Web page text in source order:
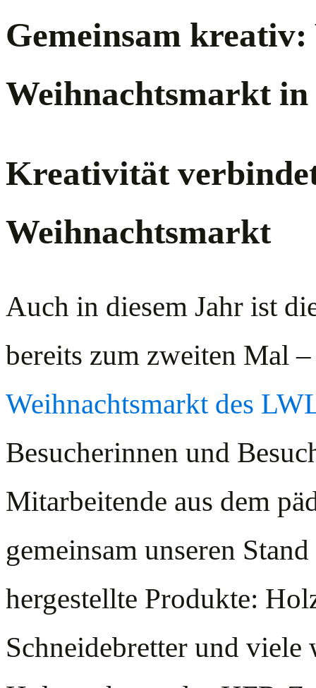
Gemeinsam
Weihnachtsmarkt
Kreativität
Weihnachtsmarkt
Auch in diesem Jahr ist
bereits zum zweiten Mal
Weihnachtsmarkt des
Besucherinnen und
Mitarbeitende aus dem
gemeinsam unseren
hergestellte Produkte:
Schneidebretter und viele